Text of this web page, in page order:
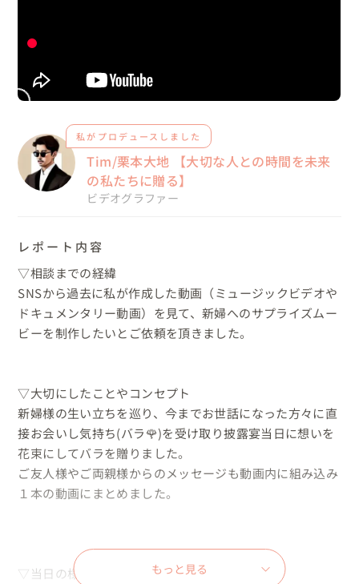
私がプロデュースしました
Tim/栗本大地 【大切な人との時間を未来
の私たちに贈る】
ビデオグラファー
レポート内容
▽相談までの経緯
SNSから過去に私が作成した動画（ミュージックビデオや
ドキュメンタリー動画）を見て、新婦へのサプライズムー
ビーを制作したいとご依頼を頂きました。
▽大切にしたことやコンセプト
新婦様の生い立ちを巡り、今までお世話になった方々に直
接お会いし気持ち(バラ🌹)を受け取り披露宴当日に想いを
花束にしてバラを贈りました。
ご友人様やご両親様からのメッセージも動画内に組み込み
１本の動画にまとめました。
▽当日の様子
もっと見る